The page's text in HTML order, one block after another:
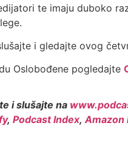
te imaju duboko
i gledajte ovog
Oslobođene pogledajte
i slušajte na
,Podcast Index,Amazon